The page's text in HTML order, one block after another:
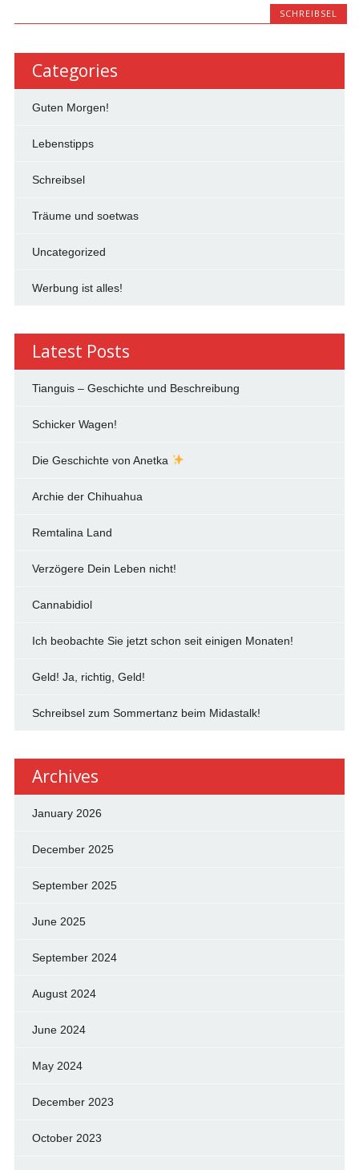
SCHREIBSEL
Categories
Guten Morgen!
Lebenstipps
Schreibsel
Träume und soetwas
Uncategorized
Werbung ist alles!
Latest Posts
Tianguis – Geschichte und Beschreibung
Schicker Wagen!
Die Geschichte von Anetka
Archie der Chihuahua
Remtalina Land
Verzögere Dein Leben nicht!
Cannabidiol
Ich beobachte Sie jetzt schon seit einigen Monaten!
Geld! Ja, richtig, Geld!
Schreibsel zum Sommertanz beim Midastalk!
Archives
January 2026
December 2025
September 2025
June 2025
September 2024
August 2024
June 2024
May 2024
December 2023
October 2023